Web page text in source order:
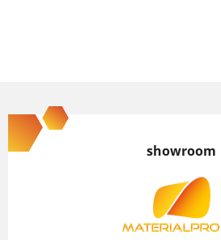
á
p
showroom